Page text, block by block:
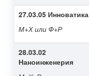
27.03.05 Инноватика
М+Х или Ф+Р
28.03.02
Наноинженерия